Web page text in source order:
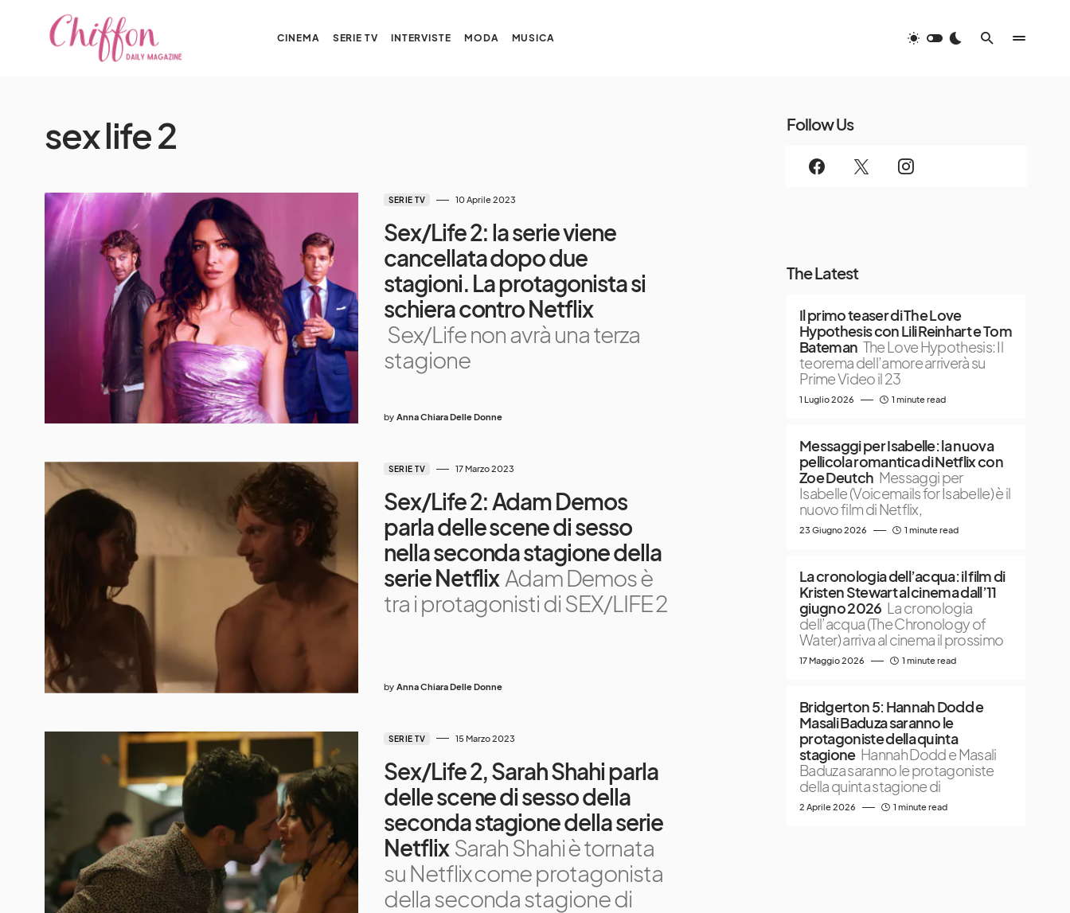
CINEMA SERIE TV INTERVISTE MODA MUSICA
sex life 2
SERIE TV 10 Aprile 2023
Sex/Life 2: la serie viene
cancellata dopo due
stagioni. La protagonista si
schiera contro Netflix
Sex/Life non avrà una terza
stagione
by Anna Chiara Delle Donne
SERIE TV 17 Marzo 2023
Sex/Life 2: Adam Demos
parla delle scene di sesso
nella seconda stagione della
serie Netflix Adam Demos è
tra i protagonisti di SEX/LIFE 2
by Anna Chiara Delle Donne
SERIE TV 15 Marzo 2023
Sex/Life 2, Sarah Shahi parla
delle scene di sesso della
seconda stagione della serie
Netflix Sarah Shahi è tornata
su Netflix come protagonista
della seconda stagione di
Follow Us
The Latest
Il primo teaser di The Love
Hypothesis con Lili Reinhart e Tom
Bateman The Love Hypothesis: Il
teorema dell’amore arriverà su
Prime Video il 23
1 Luglio 2026 1 minute read
Messaggi per Isabelle: la nuova
pellicola romantica di Netflix con
Zoe Deutch Messaggi per
Isabelle (Voicemails for Isabelle) è il
nuovo film di Netflix,
23 Giugno 2026 1 minute read
La cronologia dell’acqua: il film di
Kristen Stewart al cinema dall’11
giugno 2026 La cronologia
dell’acqua (The Chronology of
Water) arriva al cinema il prossimo
17 Maggio 2026 1 minute read
Bridgerton 5: Hannah Dodd e
Masali Baduza saranno le
protagoniste della quinta
stagione Hannah Dodd e Masali
Baduza saranno le protagoniste
della quinta stagione di
2 Aprile 2026 1 minute read